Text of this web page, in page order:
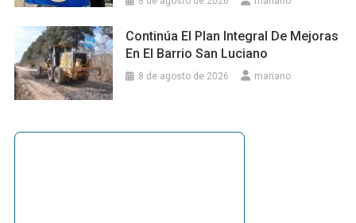
Continúa El Plan Integral De Mejoras
En El Barrio San Luciano
8 de agosto de 2026 mariano